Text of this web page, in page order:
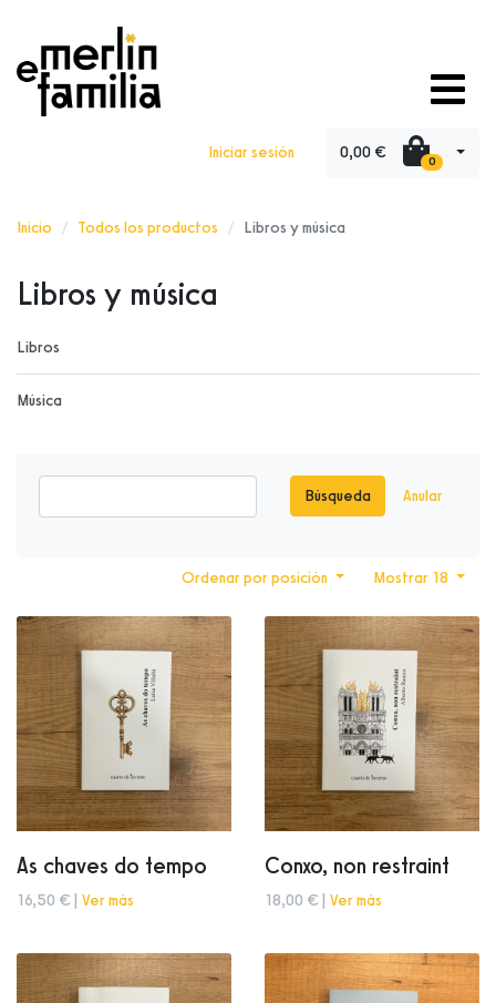
Iniciar sesión 0,00 € 0
Inicio Todos los productos Libros y música
Libros y música
Libros
Música
Búsqueda Anular
Mostrar 18
Ordenar por posición
As chaves do tempo
16,50 € | Ver más
Conxo, non restraint
18,00 € | Ver más